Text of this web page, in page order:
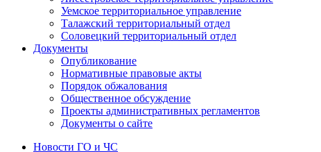
Уемское территориальное управление
Талажский территориальный отдел
Соловецкий территориальный отдел
Документы
Опубликование
Нормативные правовые акты
Порядок обжалования
Общественное обсуждение
Проекты административных регламентов
Документы о сайте
Новости ГО и ЧС